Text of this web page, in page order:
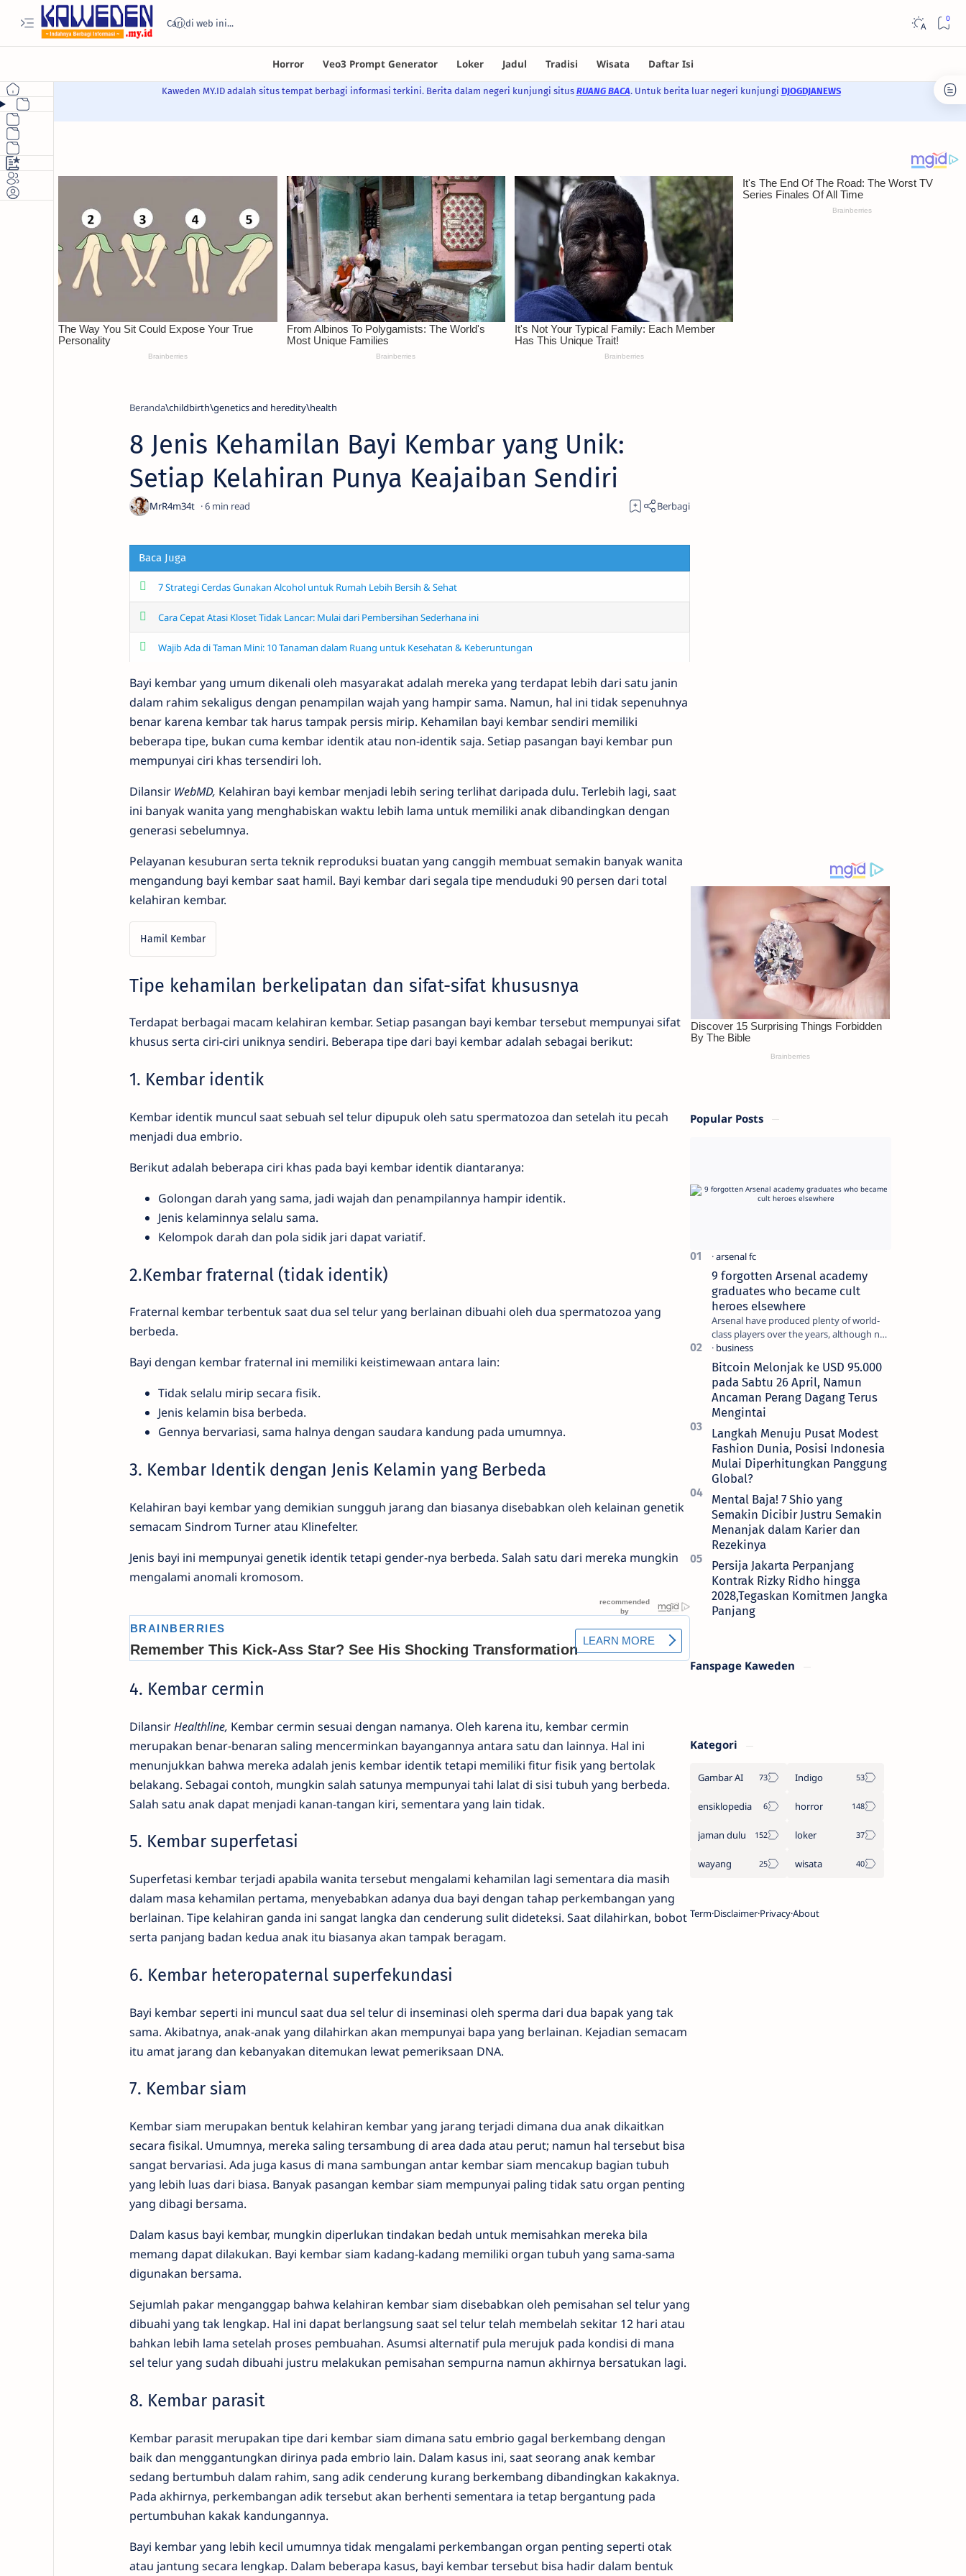
Kaweden MY.ID adalah situs tempat berbagi informasi terkini. Berita dalam negeri kunjungi situs RUANG BACA. Untuk berita luar negeri kunjungi DJOGDJANEWS
Beranda childbirth genetics and heredity health
8 Jenis Kehamilan Bayi Kembar yang Unik:
Setiap Kelahiran Punya Keajaiban Sendiri
6
Baca Juga
7 Strategi Cerdas Gunakan Alcohol untuk Rumah Lebih Bersih & Sehat
Cara Cepat Atasi Kloset Tidak Lancar: Mulai dari Pembersihan Sederhana ini
Wajib Ada di Taman Mini: 10 Tanaman dalam Ruang untuk Kesehatan & Keberuntungan
Bayi kembar yang umum dikenali oleh masyarakat adalah mereka yang terdapat lebih dari satu janin
dalam rahim sekaligus dengan penampilan wajah yang hampir sama. Namun, hal ini tidak sepenuhnya
benar karena kembar tak harus tampak persis mirip. Kehamilan bayi kembar sendiri memiliki
beberapa tipe, bukan cuma kembar identik atau non-identik saja. Setiap pasangan bayi kembar pun
mempunyai ciri khas tersendiri loh.
Dilansir WebMD, Kelahiran bayi kembar menjadi lebih sering terlihat daripada dulu. Terlebih lagi, saat
ini banyak wanita yang menghabiskan waktu lebih lama untuk memiliki anak dibandingkan dengan
generasi sebelumnya.
Pelayanan kesuburan serta teknik reproduksi buatan yang canggih membuat semakin banyak wanita
mengandung bayi kembar saat hamil. Bayi kembar dari segala tipe menduduki 90 persen dari total
kelahiran kembar.
Hamil Kembar
Tipe kehamilan berkelipatan dan sifat-sifat khususnya
Terdapat berbagai macam kelahiran kembar. Setiap pasangan bayi kembar tersebut mempunyai sifat
khusus serta ciri-ciri uniknya sendiri. Beberapa tipe dari bayi kembar adalah sebagai berikut:
1. Kembar identik
Kembar identik muncul saat sebuah sel telur dipupuk oleh satu spermatozoa dan setelah itu pecah
menjadi dua embrio.
Berikut adalah beberapa ciri khas pada bayi kembar identik diantaranya:
Golongan darah yang sama, jadi wajah dan penampilannya hampir identik.
Jenis kelaminnya selalu sama.
Kelompok darah dan pola sidik jari dapat variatif.
2.Kembar fraternal (tidak identik)
Fraternal kembar terbentuk saat dua sel telur yang berlainan dibuahi oleh dua spermatozoa yang
berbeda.
Bayi dengan kembar fraternal ini memiliki keistimewaan antara lain:
Tidak selalu mirip secara fisik.
Jenis kelamin bisa berbeda.
Gennya bervariasi, sama halnya dengan saudara kandung pada umumnya.
3. Kembar Identik dengan Jenis Kelamin yang Berbeda
Kelahiran bayi kembar yang demikian sungguh jarang dan biasanya disebabkan oleh kelainan genetik
semacam Sindrom Turner atau Klinefelter.
Jenis bayi ini mempunyai genetik identik tetapi gender-nya berbeda. Salah satu dari mereka mungkin
mengalami anomali kromosom.
4. Kembar cermin
DilansirHealthline, Kembar cermin sesuai dengan namanya. Oleh karena itu, kembar cermin
merupakan benar-benaran saling mencerminkan bayangannya antara satu dan lainnya. Hal ini
menunjukkan bahwa mereka adalah jenis kembar identik tetapi memiliki fitur fisik yang bertolak
belakang. Sebagai contoh, mungkin salah satunya mempunyai tahi lalat di sisi tubuh yang berbeda.
Salah satu anak dapat menjadi kanan-tangan kiri, sementara yang lain tidak.
5. Kembar superfetasi
Superfetasi kembar terjadi apabila wanita tersebut mengalami kehamilan lagi sementara dia masih
dalam masa kehamilan pertama, menyebabkan adanya dua bayi dengan tahap perkembangan yang
berlainan. Tipe kelahiran ganda ini sangat langka dan cenderung sulit dideteksi. Saat dilahirkan, bobot
serta panjang badan kedua anak itu biasanya akan tampak beragam.
6. Kembar heteropaternal superfekundasi
Bayi kembar seperti ini muncul saat dua sel telur di inseminasi oleh sperma dari dua bapak yang tak
sama. Akibatnya, anak-anak yang dilahirkan akan mempunyai bapa yang berlainan. Kejadian semacam
itu amat jarang dan kebanyakan ditemukan lewat pemeriksaan DNA.
7. Kembar siam
Kembar siam merupakan bentuk kelahiran kembar yang jarang terjadi dimana dua anak dikaitkan
secara fisikal. Umumnya, mereka saling tersambung di area dada atau perut; namun hal tersebut bisa
sangat bervariasi. Ada juga kasus di mana sambungan antar kembar siam mencakup bagian tubuh
yang lebih luas dari biasa. Banyak pasangan kembar siam mempunyai paling tidak satu organ penting
yang dibagi bersama.
Dalam kasus bayi kembar, mungkin diperlukan tindakan bedah untuk memisahkan mereka bila
memang dapat dilakukan. Bayi kembar siam kadang-kadang memiliki organ tubuh yang sama-sama
digunakan bersama.
Sejumlah pakar menganggap bahwa kelahiran kembar siam disebabkan oleh pemisahan sel telur yang
dibuahi yang tak lengkap. Hal ini dapat berlangsung saat sel telur telah membelah sekitar 12 hari atau
bahkan lebih lama setelah proses pembuahan. Asumsi alternatif pula merujuk pada kondisi di mana
sel telur yang sudah dibuahi justru melakukan pemisahan sempurna namun akhirnya bersatukan lagi.
8. Kembar parasit
Kembar parasit merupakan tipe dari kembar siam dimana satu embrio gagal berkembang dengan
baik dan menggantungkan dirinya pada embrio lain. Dalam kasus ini, saat seorang anak kembar
sedang bertumbuh dalam rahim, sang adik cenderung kurang berkembang dibandingkan kakaknya.
Pada akhirnya, perkembangan adik tersebut akan berhenti sementara ia tetap bergantung pada
pertumbuhan kakak kandungannya.
Bayi kembar yang lebih kecil umumnya tidak mengalami perkembangan organ penting seperti otak
atau jantung secara lengkap. Dalam beberapa kasus, bayi kembar tersebut bisa hadir dalam bentuk
Popular Posts
9 forgotten Arsenal academy
graduates who became cult
heroes elsewhere
Arsenal have produced plenty of world-
class players over the years, although not
all of them make the grade at the
Emirates. For every Tony Ada…
Bitcoin Melonjak ke USD 95.000
pada Sabtu 26 April, Namun
Ancaman Perang Dagang Terus
Mengintai
Langkah Menuju Pusat Modest
Fashion Dunia, Posisi Indonesia
Mulai Diperhitungkan Panggung
Global?
Mental Baja! 7 Shio yang
Semakin Dicibir Justru Semakin
Menanjak dalam Karier dan
Rezekinya
Persija Jakarta Perpanjang
Kontrak Rizky Ridho hingga
2028,Tegaskan Komitmen Jangka
Panjang
Fanspage Kaweden
Kategori
Gambar AI Indigo
ensiklopedia horror
jaman dulu loker
wayang wisata
TermDisclaimerPrivacyAbout